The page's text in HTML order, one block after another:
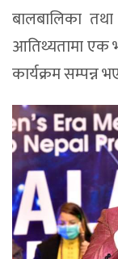
बालबालिका
आतिथ्यतामा एक
कार्यक्रम सम्पन्न